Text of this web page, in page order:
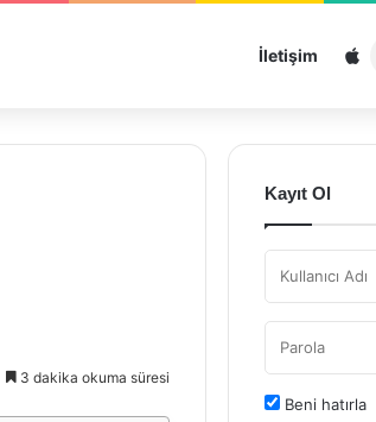
İletişim
3 dakika okuma süresi
Kayıt Ol
Beni hatırla